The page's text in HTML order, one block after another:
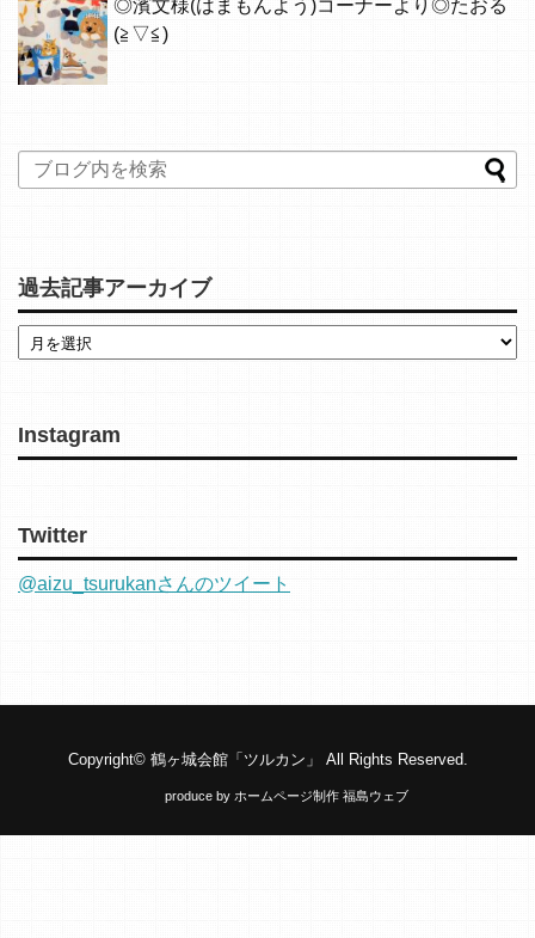
◎濱文様(はまもんよう)コーナーより◎たおる
(≧▽≦)
過去記事アーカイブ
Instagram
Twitter
@aizu_tsurukanさんのツイート
Copyright© 鶴ヶ城会館「ツルカン」 All Rights Reserved.
produce by ホームページ制作 福島ウェブ